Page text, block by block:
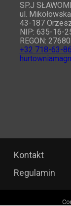
SP.J
ul.
43-187
NIP: 635-16-
REGON:
+32 718-63-86
Kontakt
Regulamin